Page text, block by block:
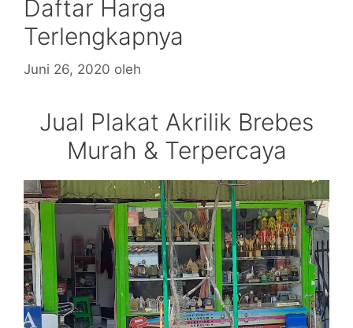
Daftar Harga
Terlengkapnya
Juni 26, 2020 oleh
Jual Plakat Akrilik Brebes
Murah & Terpercaya